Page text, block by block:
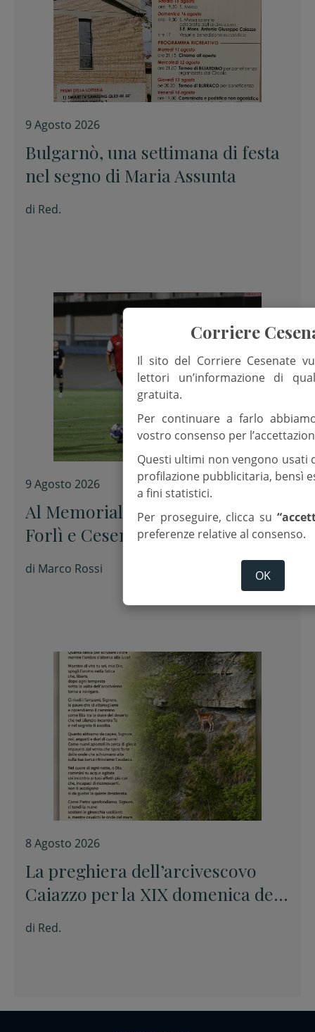
9 Agosto 2026
Bulgarnò, una settimana di festa
nel segno di Maria Assunta
di Red.
9 Agosto 2026
Al Memorial “Sirotti” 0-0 tra
Forlì e Cesena
di Marco Rossi
8 Agosto 2026
La preghiera dell’arcivescovo
Caiazzo per la XIX domenica del
Tempo ordinario
di Red.
Corriere
Il sito del Corriere Cesenate
lettori un’informazione di
gratuita.
Per continuare a farlo
vostro consenso per
Questi ultimi non vengono usati
profilazione pubblicitaria, bensì
a fini statistici.
Per proseguire, clicca su
preferenze relative al consenso.
OK